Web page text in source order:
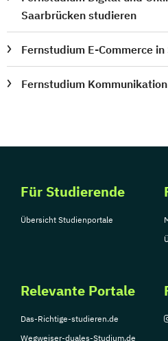
Saarbrücken studieren
Fernstudium E-Commerce
Fernstudium
Für Studierende
Übersicht Studienportale
Relevante Portale
Das-Richtige-studieren.de
Wegweiser-duales-Studium.de